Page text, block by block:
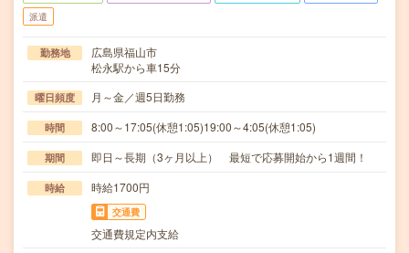
派遣
勤務地
広島県福山市
松永駅から車15分
曜日頻度 月～金／週5日勤務
時間 8:00～17:05(休憩1:05)19:00～4:05(休憩1:05)
期間 即日～長期（3ヶ月以上） 最短で応募開始から1週間！
時給 時給1700円
交通費
交通費規定内支給